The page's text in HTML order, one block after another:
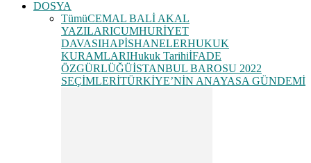
DOSYA
TümüCEMAL BALİ AKAL
YAZILARICUMHURİYET
DAVASIHAPİSHANELERHUKUK
KURAMLARIHukuk TarihiİFADE
ÖZGÜRLÜĞÜİSTANBUL BAROSU 2022
SEÇİMLERİTÜRKİYE’NİN ANAYASA GÜNDEMİ